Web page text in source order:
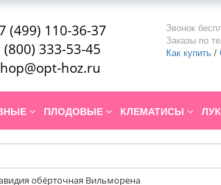
(499) 110-36-37
(800) 333-53-45
hoz.ru
Звонок
Заказы по
Как купить /
ПЛОДОВЫЕ КЛЕМАТИСЫ
обёрточная Вильморена